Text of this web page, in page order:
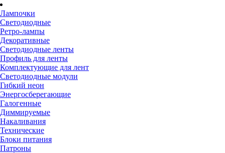
Лампочки
Светодиодные
Ретро-лампы
Декоративные
Светодиодные ленты
Профиль для ленты
Комплектующие для лент
Светодиодные модули
Гибкий неон
Энергосберегающие
Галогенные
Диммируемые
Накаливания
Технические
Блоки питания
Патроны